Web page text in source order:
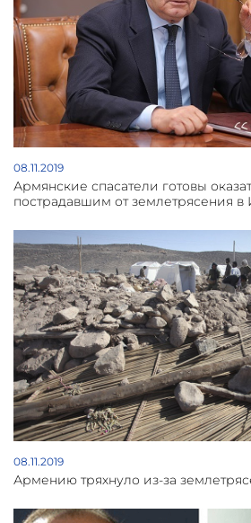
08.11.2019
Армянские спасатели готовы
пострадавшим от землетрясения в
08.11.2019
Армению тряхнуло из-за